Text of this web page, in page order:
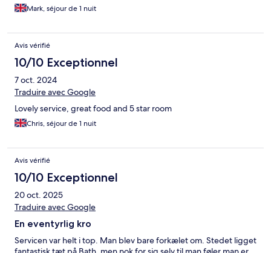
Mark, séjour de 1 nuit
Avis vérifié
10/10 Exceptionnel
7 oct. 2024
Traduire avec Google
Lovely service, great food and 5 star room
Chris, séjour de 1 nuit
Avis vérifié
10/10 Exceptionnel
20 oct. 2025
Traduire avec Google
En eventyrlig kro
Servicen var helt i top. Man blev bare forkælet om. Stedet ligget